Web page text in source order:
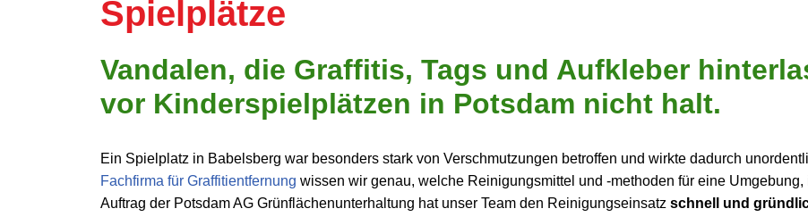
Spielplätze
Vandalen, die Graffitis, Tags und Aufkleber
vor Kinderspielplätzen in Potsdam nicht halt.
Ein Spielplatz in Babelsberg war besonders stark von Verschmutzungen betroffen und wirkte dadurch
Fachfirma für Graffitientfernung wissen wir genau, welche Reinigungsmittel und -methoden für eine
Auftrag der Potsdam AG Grünflächenunterhaltung hat unser Team den Reinigungseinsatz schnell und